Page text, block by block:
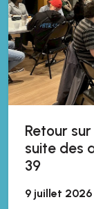
Retour
suite des
39
9 juillet 2026